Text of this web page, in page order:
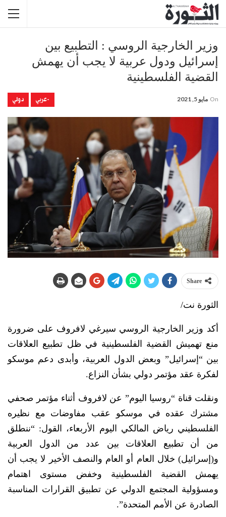
وزير الخارجية الروسي : التطبيع بين
إسرائيل ودول عربية لا يجب أن يهمش
القضية الفلسطينية
-عربي دولي On مايو 5, 2021
Share
الثورة نت/
أكد وزير الخارجية الروسي سيرغي لافروف على ضرورة
منع تهميش القضية الفلسطينية في ظل تطبيع العلاقات
بين “إسرائيل” وبعض الدول العربية، وأبدى دعم موسكو
لفكرة عقد مؤتمر دولي بشأن النزاع.
ونقلت قناة “روسيا اليوم” عن لافروف أثناء مؤتمر صحفي
مشترك عقده في موسكو عقب مفاوضات مع نظيره
الفلسطيني رياض المالكي اليوم الأربعاء، القول: “ننطلق
من أن تطبيع العلاقات بين عدد من الدول العربية
و(إسرائيل) خلال العام أو العام والنصف الأخير لا يجب أن
يهمش القضية الفلسطينية وخفض مستوى اهتمام
ومسؤولية المجتمع الدولي عن تطبيق القرارات المناسبة
الصادرة عن الأمم المتحدة”.